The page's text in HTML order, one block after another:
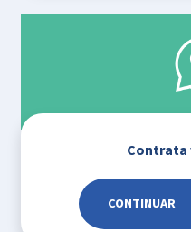
Contrata
CONTINUAR